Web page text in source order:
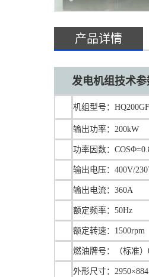
产品详情
发电机组技术参
机组型号：HQ200GF
输出功率：200kW
功率因数：
输出电压：400V/
输出电流：360A
额定频率：50Hz
额定转速：1500rpm
燃油牌号：（标准）
外形尺寸：